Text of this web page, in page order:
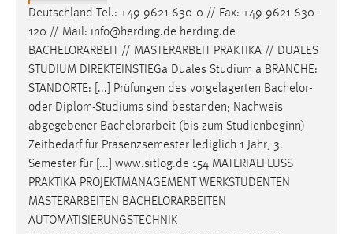
Deutschland Tel.: +49 9621 630-0 // Fax: +49 9621 630-
120 // Mail: info@herding.de herding.de
BACHELORARBEIT
// MASTERARBEIT PRAKTIKA // DUALES
STUDIUM DIREKTEINSTIEGa Duales Studium a BRANCHE:
STANDORTE: [...] Prüfungen des vorgelagerten Bachelor-
oder Diplom-Studiums sind bestanden; Nachweis
abgegebener Bachelorarbeit (bis zum Studienbeginn)
Zeitbedarf für Präsenzsemester lediglich 1 Jahr, 3.
Semester für [...] www.sitlog.de 154 MATERIALFLUSS
PRAKTIKA PROJEKTMANAGEMENT WERKSTUDENTEN
MASTERARBEITEN BACHELORARBEITEN
AUTOMATISIERUNGSTECHNIK
staticfilecache
Zweck:
Für performante Seitenauslieferung wird in diesem Cookie
gespeichert, ob man eingeloggt ist.
Sprachpräferenz
Name:
site-language-preference
Zweck: